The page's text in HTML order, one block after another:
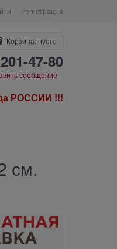
Регистрация
Корзина: пусто
47-80
сообщение
РОССИИ !!!
см.